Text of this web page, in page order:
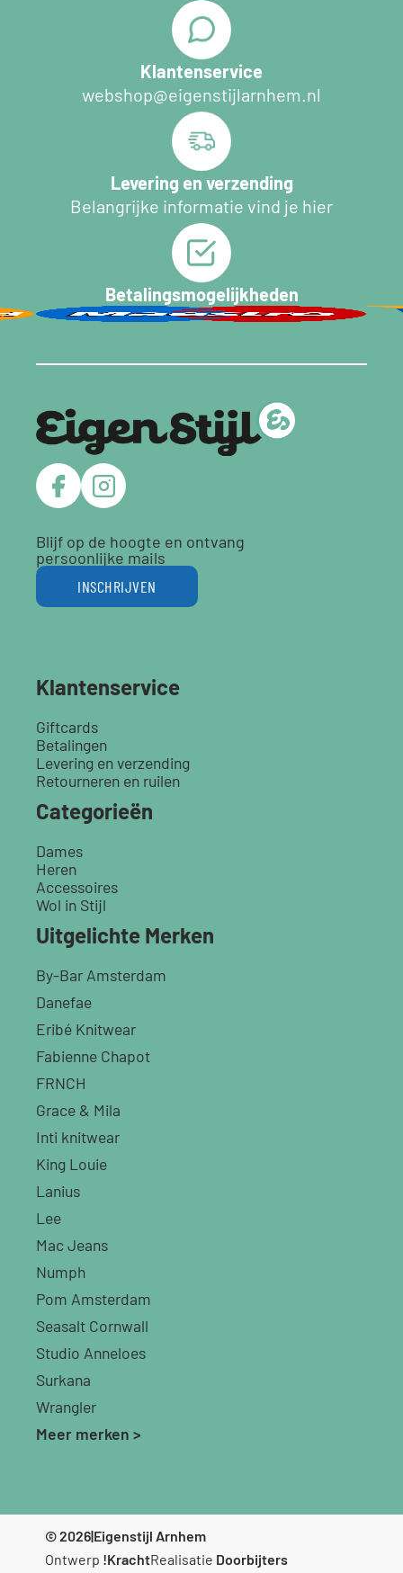
Klantenservice
webshop@eigenstijlarnhem.nl
Levering en verzending
Belangrijke informatie vind je hier
Betalingsmogelijkheden
Blijf op de hoogte en ontvang
persoonlijke mails
INSCHRIJVEN
Klantenservice
Giftcards
Betalingen
Levering en verzending
Retourneren en ruilen
Categorieën
Dames
Heren
Accessoires
Wol in Stijl
Uitgelichte Merken
By-Bar Amsterdam
Danefae
Eribé Knitwear
Fabienne Chapot
FRNCH
Grace & Mila
Inti knitwear
King Louie
Lanius
Lee
Mac Jeans
Numph
Pom Amsterdam
Seasalt Cornwall
Studio Anneloes
Surkana
Wrangler
Meer merken >
© 2026|Eigenstijl Arnhem
Ontwerp !KrachtRealisatie Doorbijters